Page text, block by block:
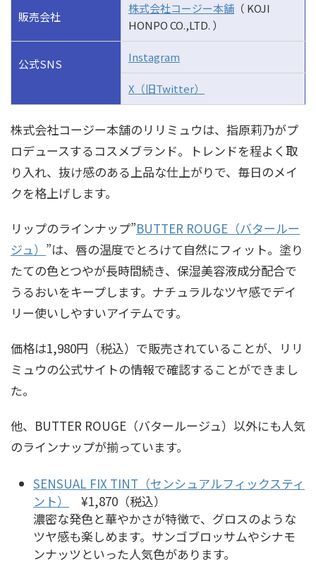
販売会社
株式会社コージー本舗 （ KOJI
HONPO CO.,LTD. ）
公式SNS Instagram
X（旧Twitter）
株式会社コージー本舗のリリミュウは、指原莉乃がプ
ロデュースするコスメブランド。トレンドを程よく取
り入れ、抜け感のある上品な仕上がりで、毎日のメイ
クを格上げします。
リップのラインナップ”BUTTER ROUGE（バタールー
ジュ） ”は、唇の温度でとろけて自然にフィット。塗り
たての色とつやが長時間続き、保湿美容液成分配合で
うるおいをキープします。ナチュラルなツヤ感でデイ
リー使いしやすいアイテムです。
価格は1,980円（税込）で販売されていることが、リリ
ミュウの公式サイトの情報で確認することができまし
た。
他、BUTTER ROUGE（バタールージュ）以外にも人気
のラインナップが揃っています。
SENSUAL FIX TINT（センシュアルフィックスティ
ント）
¥1,870（税込）
濃密な発色と華やかさが特徴で、グロスのような
ツヤ感も楽しめます。サンゴブロッサムやシナモ
ンナッツといった人気色があります。